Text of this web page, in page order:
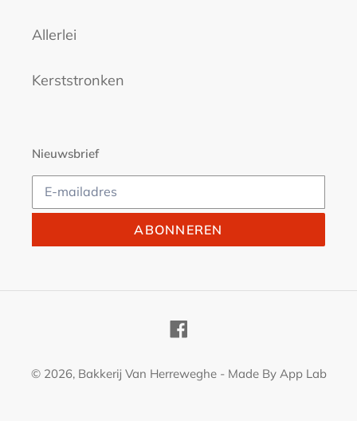
Allerlei
Kerststronken
Nieuwsbrief
ABONNEREN
Facebook
© 2026, Bakkerij Van Herreweghe- Made By App Lab